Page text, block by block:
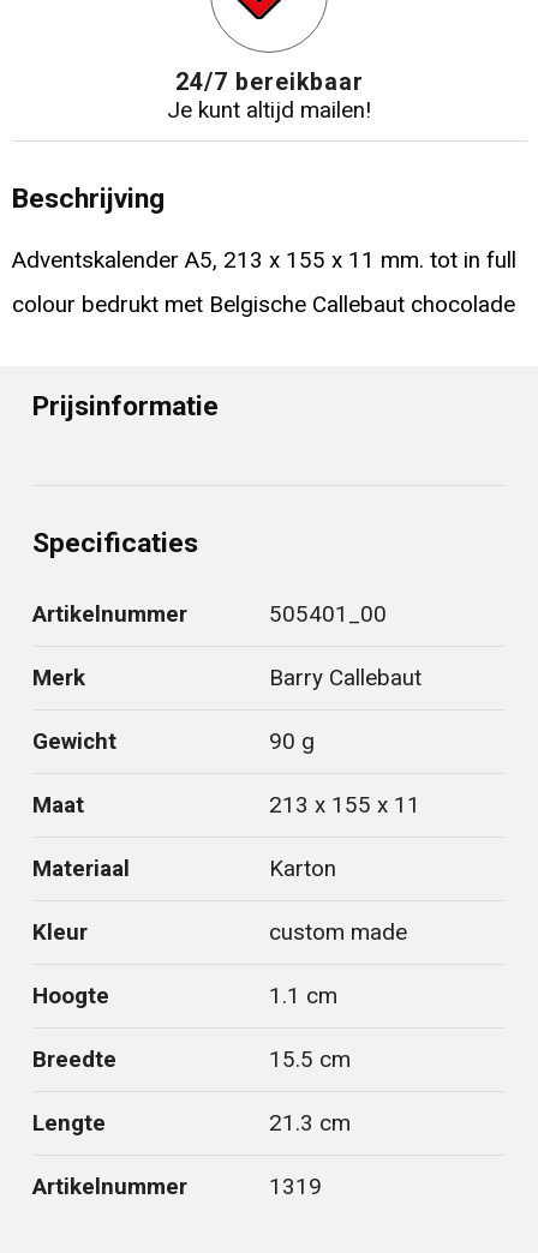
24/7 bereikbaar
Je kunt altijd mailen!
Beschrijving
Adventskalender A5, 213 x 155 x 11 mm. tot in full
colour bedrukt met Belgische Callebaut chocolade
Prijsinformatie
Specificaties
Artikelnummer 505401_00
Merk Barry Callebaut
Gewicht 90 g
Maat 213 x 155 x 11
Materiaal Karton
Kleur custom made
Hoogte 1.1 cm
Breedte 15.5 cm
Lengte 21.3 cm
Artikelnummer 1319